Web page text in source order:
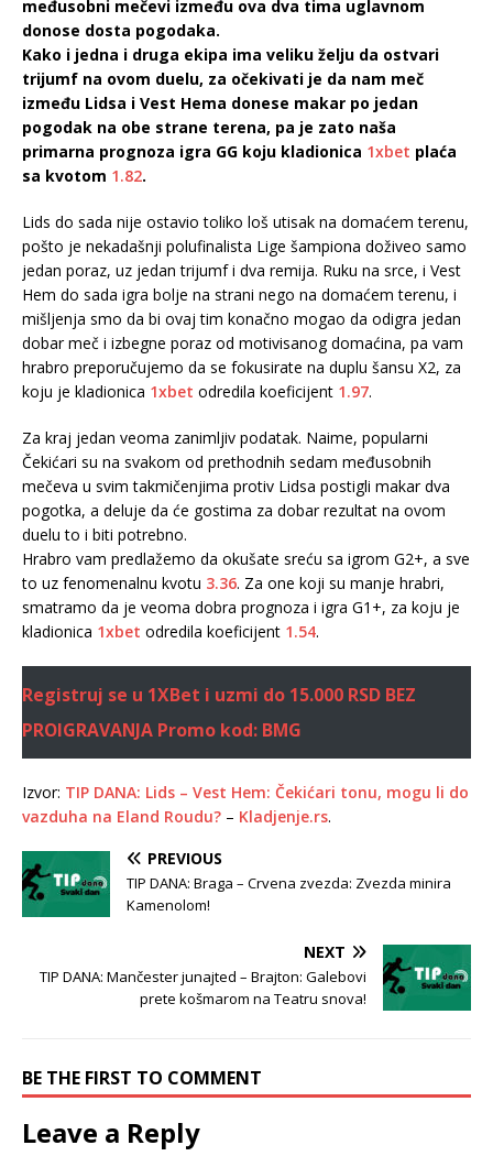
međusobni mečevi između ova dva tima uglavnom
donose dosta pogodaka.
Kako i jedna i druga ekipa ima veliku želju da ostvari
trijumf na ovom duelu, za očekivati je da nam meč
između Lidsa i Vest Hema donese makar po jedan
pogodak na obe strane terena, pa je zato naša
primarna prognoza igra GG koju kladionica 1xbet plaća
sa kvotom 1.82.
Lids do sada nije ostavio toliko loš utisak na domaćem terenu,
pošto je nekadašnji polufinalista Lige šampiona doživeo samo
jedan poraz, uz jedan trijumf i dva remija. Ruku na srce, i Vest
Hem do sada igra bolje na strani nego na domaćem terenu, i
mišljenja smo da bi ovaj tim konačno mogao da odigra jedan
dobar meč i izbegne poraz od motivisanog domaćina, pa vam
hrabro preporučujemo da se fokusirate na duplu šansu X2, za
koju je kladionica 1xbet odredila koeficijent 1.97.
Za kraj jedan veoma zanimljiv podatak. Naime, popularni
Čekićari su na svakom od prethodnih sedam međusobnih
mečeva u svim takmičenjima protiv Lidsa postigli makar dva
pogotka, a deluje da će gostima za dobar rezultat na ovom
duelu to i biti potrebno.
Hrabro vam predlažemo da okušate sreću sa igrom G2+, a sve
to uz fenomenalnu kvotu 3.36. Za one koji su manje hrabri,
smatramo da je veoma dobra prognoza i igra G1+, za koju je
kladionica 1xbet odredila koeficijent 1.54.
Registruj se u 1XBet i uzmi do 15.000 RSD BEZ
PROIGRAVANJA Promo kod: BMG
Izvor: TIP DANA: Lids – Vest Hem: Čekićari tonu, mogu li do
vazduha na Eland Roudu? – Kladjenje.rs.
PREVIOUS
TIP DANA: Braga – Crvena zvezda: Zvezda minira
Kamenolom!
NEXT
TIP DANA: Mančester junajted – Brajton: Galebovi
prete košmarom na Teatru snova!
BE THE FIRST TO COMMENT
Leave a Reply